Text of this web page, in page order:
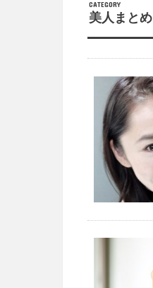
美人まとめ